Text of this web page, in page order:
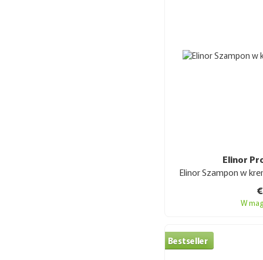
Elinor
Elinor Szampon w
W
Bestseller